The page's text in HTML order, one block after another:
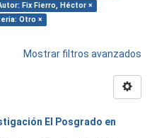
Fix Fierro, Héctor ×
Otro ×
Mostrar filtros avanzados
El Posgrado en